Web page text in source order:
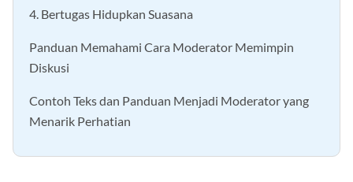
4. Bertugas Hidupkan Suasana
Panduan Memahami Cara Moderator Memimpin
Diskusi
Contoh Teks dan Panduan Menjadi Moderator yang
Menarik Perhatian